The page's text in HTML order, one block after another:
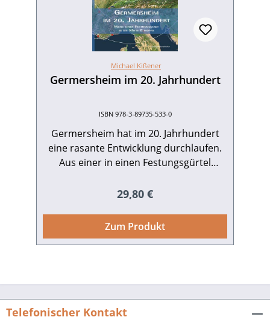
Michael Kißener
Germersheim im 20. Jahrhundert
ISBN 978-3-89735-533-0
Germersheim hat im 20. Jahrhundert
eine rasante Entwicklung durchlaufen.
Aus einer in einen Festungsgürtel
Kleinstadt ist ein prosperierendes
durch die europäische Integration
strukturschwacher Grenznähe in eine
ausgewiesener Historiker thematisch
Regulärer Preis:
29,80 €
Zum Produkt
Telefonischer Kontakt